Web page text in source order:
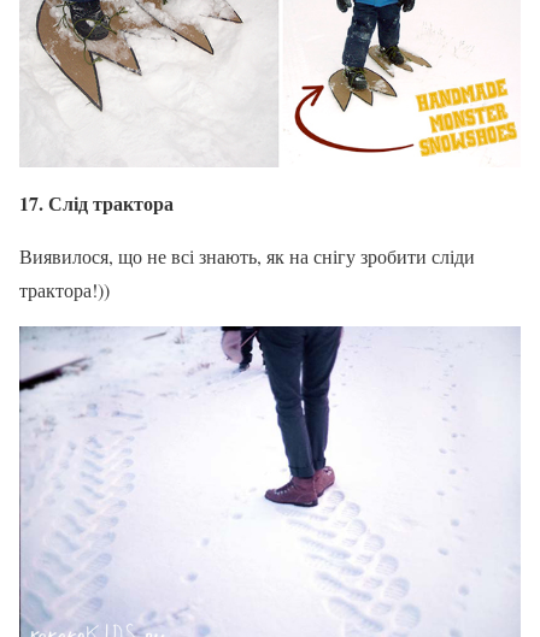
17. Слід трактора
Виявилося, що не всі знають, як на снігу зробити сліди
трактора!))